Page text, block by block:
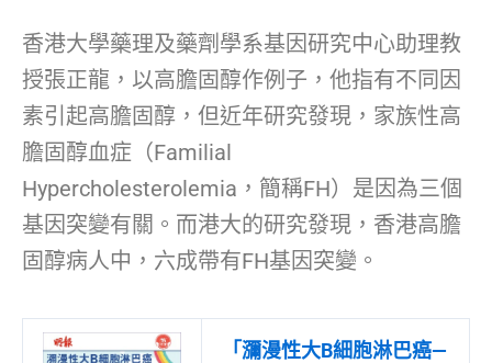
香港大學藥理及藥劑學系基因研究中心助理教
授張正龍，以高膽固醇作例子，他指有不同因
素引起高膽固醇，但近年研究發現，家族性高
膽固醇血症（Familial
Hypercholesterolemia，簡稱FH）是因為三個
基因突變有關。而港大的研究發現，香港高膽
固醇病人中，六成帶有FH基因突變。
「瀰漫性大B細胞淋巴癌—